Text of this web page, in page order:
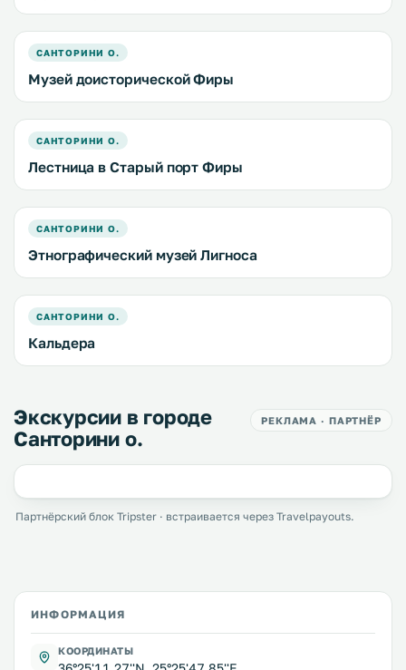
САНТОРИНИ О.
Музей доисторической Фиры
САНТОРИНИ О.
Лестница в Старый порт Фиры
САНТОРИНИ О.
Этнографический музей Лигноса
САНТОРИНИ О.
Кальдера
Экскурсии в городе
Санторини о.
РЕКЛАМА · ПАРТНЁР
Партнёрский блок Tripster · встраивается через Travelpayouts.
ИНФОРМАЦИЯ
КООРДИНАТЫ